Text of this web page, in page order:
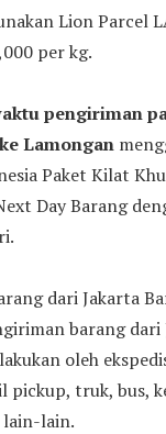
Lion Parcel
per kg.
pengiriman
Lamongan
Paket Kilat
Day Barang
dari Jakarta
barang dari
oleh
pickup, truk, bus,
lain-lain.